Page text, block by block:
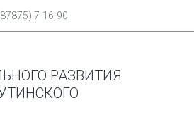
7-16-90
РАЗВИТИЯ